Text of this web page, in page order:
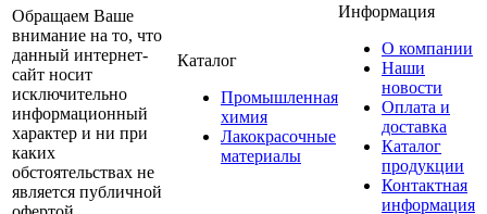
Обращаем Ваше
внимание на то, что
данный интернет-
сайт носит
исключительно
информационный
характер и ни при
каких
обстоятельствах не
является публичной
Каталог
Промышленная
химия
Лакокрасочные
материалы
Информация
О компании
Наши
новости
Оплата и
доставка
Каталог
продукции
Контактная
информация